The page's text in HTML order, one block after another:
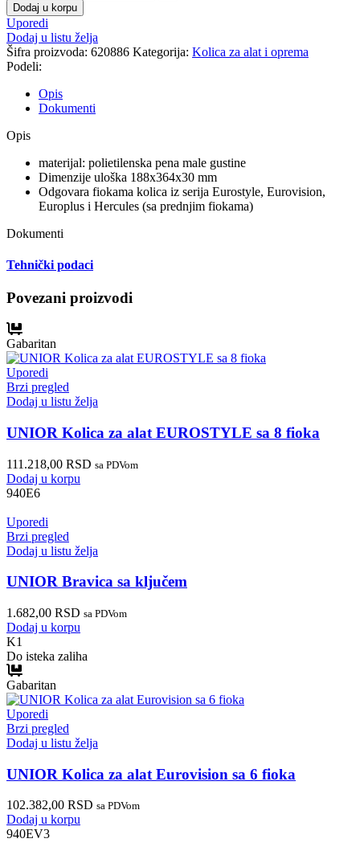
Dodaj u korpu
Uporedi
Dodaj u listu želja
Šifra proizvoda: 620886 Kategorija: Kolica za alat i oprema
Podeli:
Opis
Dokumenti
Opis
materijal: polietilenska pena male gustine
Dimenzije uloška 188x364x30 mm
Odgovara fiokama kolica iz serija Eurostyle, Eurovision,
Europlus i Hercules (sa prednjim fiokama)
Dokumenti
Tehnički podaci
Povezani proizvodi
Gabaritan
Uporedi
Brzi pregled
Dodaj u listu želja
UNIOR Kolica za alat EUROSTYLE sa 8 fioka
111.218,00 RSD sa PDVom
Dodaj u korpu
940E6
Uporedi
Brzi pregled
Dodaj u listu želja
UNIOR Bravica sa ključem
1.682,00 RSD sa PDVom
Dodaj u korpu
K1
Do isteka zaliha
Gabaritan
Uporedi
Brzi pregled
Dodaj u listu želja
UNIOR Kolica za alat Eurovision sa 6 fioka
102.382,00 RSD sa PDVom
Dodaj u korpu
940EV3